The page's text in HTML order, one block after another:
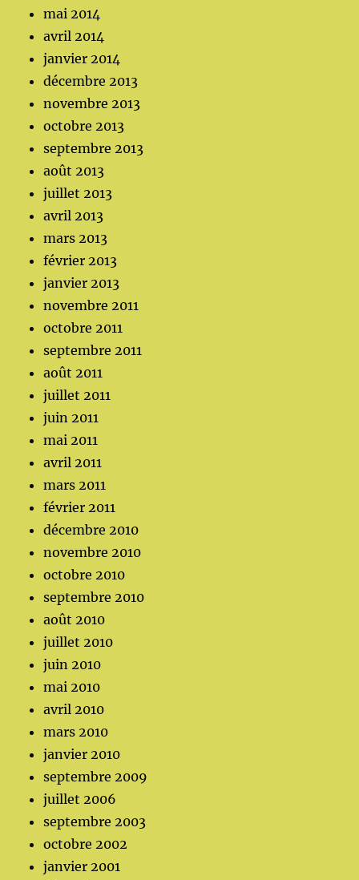
mai 2014
avril 2014
janvier 2014
décembre 2013
novembre 2013
octobre 2013
septembre 2013
août 2013
juillet 2013
avril 2013
mars 2013
février 2013
janvier 2013
novembre 2011
octobre 2011
septembre 2011
août 2011
juillet 2011
juin 2011
mai 2011
avril 2011
mars 2011
février 2011
décembre 2010
novembre 2010
octobre 2010
septembre 2010
août 2010
juillet 2010
juin 2010
mai 2010
avril 2010
mars 2010
janvier 2010
septembre 2009
juillet 2006
septembre 2003
octobre 2002
janvier 2001